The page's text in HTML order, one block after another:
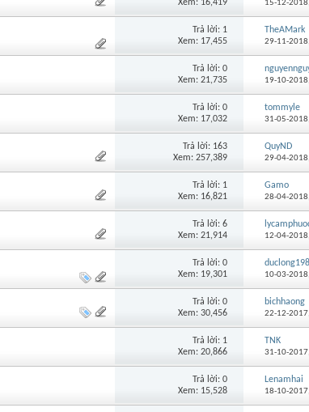
Xem: 16,419 15-12-2018,
Trả lời: 1
Xem: 17,455
TheAMark
29-11-
Trả lời: 0
Xem: 21,735
19-10-
Trả lời: 0
Xem: 17,032
tommyle
31-05-
Trả lời: 163
Xem: 257,389
QuyND
29-04-2018,
Trả lời: 1
Xem: 16,821
Gamo
28-04-
Trả lời: 6
Xem: 21,914
12-04-
Trả lời: 0
Xem: 19,301
10-03-
Trả lời: 0
Xem: 30,456
bichhaong
22-12-
Trả lời: 1
Xem: 20,866
TNK
31-10-2017,
Trả lời: 0
Xem: 15,528
Lenamhai
18-10-